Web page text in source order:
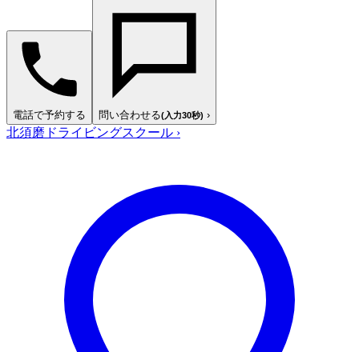
電話で予約する 問い合わせる(入力30秒) ›
北須磨ドライビングスクール ›